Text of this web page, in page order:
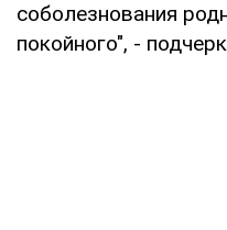
соболезнования
покойного", -